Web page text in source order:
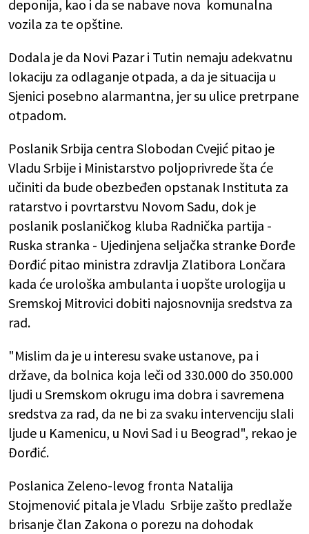
deponija, kao i da se nabave nova komunalna
vozila za te opštine.
Dodala je da Novi Pazar i Tutin nemaju adekvatnu
lokaciju za odlaganje otpada, a da je situacija u
Sjenici posebno alarmantna, jer su ulice pretrpane
otpadom.
Poslanik Srbija centra Slobodan Cvejić pitao je
Vladu Srbije i Ministarstvo poljoprivrede šta će
učiniti da bude obezbeđen opstanak Instituta za
ratarstvo i povrtarstvu Novom Sadu, dok je
poslanik poslaničkog kluba Radnička partija -
Ruska stranka - Ujedinjena seljačka stranke Đorđe
Đorđić pitao ministra zdravlja Zlatibora Lončara
kada će urološka ambulanta i uopšte urologija u
Sremskoj Mitrovici dobiti najosnovnija sredstva za
rad.
"Mislim da je u interesu svake ustanove, pa i
države, da bolnica koja leči od 330.000 do 350.000
ljudi u Sremskom okrugu ima dobra i savremena
sredstva za rad, da ne bi za svaku intervenciju slali
ljude u Kamenicu, u Novi Sad i u Beograd", rekao je
Đorđić.
Poslanica Zeleno-levog fronta Natalija
Stojmenović pitala je Vladu Srbije zašto predlaže
brisanje član Zakona o porezu na dohodak